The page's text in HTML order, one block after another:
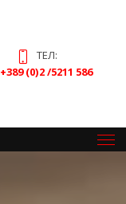
ТЕЛ:
+389 (0)2 /5211 586